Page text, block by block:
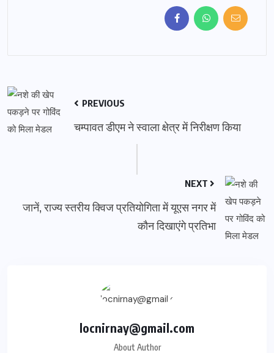
PREVIOUS
चम्पावत डीएम ने स्वाला क्षेत्र में निरीक्षण किया
NEXT
जानें, राज्य स्तरीय क्विज प्रतियोगिता में यूएस नगर में
कौन दिखाएंगे प्रतिभा
locnirnay@gmail.com
About Author